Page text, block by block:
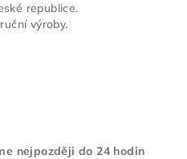
republice.
výroby.
nejpozději do 24 hodin